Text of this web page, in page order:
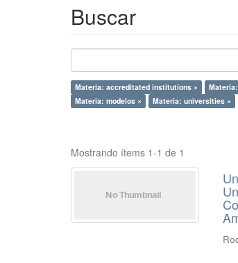
Buscar
Materia: accreditated institutions ×
Materia: modelos ×
Materia: universities ×
Mostrando ítems 1-1 de 1